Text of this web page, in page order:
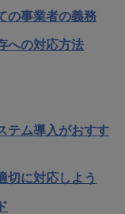
の事業者の義務
への対応方法
テム導入がおすす
切に対応しよう